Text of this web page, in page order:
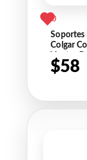
0
Soportes
Colgar
Ventos
Cocina
$58